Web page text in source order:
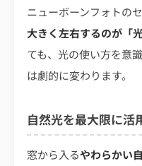
ニューボーンフォトの
大きく左右するのが「光
ても、光の使い方を意
は劇的に変わります。
自然光を最大限に活
窓から入るやわらかい